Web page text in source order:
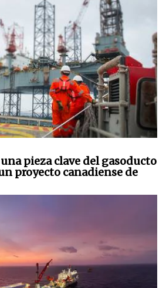
pieza clave del gasoducto
proyecto canadiense de